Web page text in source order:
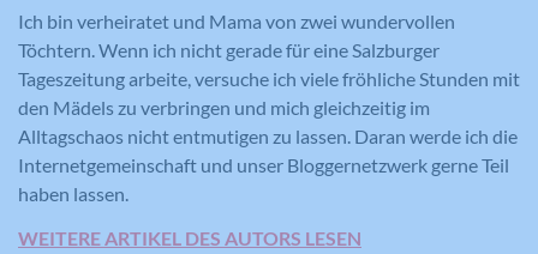
Ich bin verheiratet und Mama von zwei wundervollen
Töchtern. Wenn ich nicht gerade für eine Salzburger
Tageszeitung arbeite, versuche ich viele fröhliche Stunden mit
den Mädels zu verbringen und mich gleichzeitig im
Alltagschaos nicht entmutigen zu lassen. Daran werde ich die
Internetgemeinschaft und unser Bloggernetzwerk gerne Teil
haben lassen.
WEITERE ARTIKEL DES AUTORS LESEN